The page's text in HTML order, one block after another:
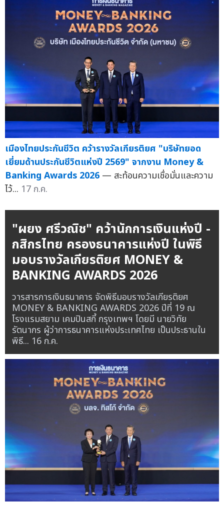
เมืองไทยประกันชีวิต คว้ารางวัลเกียรติยศ "บริษัทยอด
เยี่ยมด้านประกันชีวิตแห่งปี 2569" จากงาน Money &
Banking Awards 2026 — สะท้อนความเชื่อมั่นและความ
ไว้... 17 ก.ค.
"ผยง ศรีวณิช" คว้านักการเงินแห่งปี -
กสิกรไทย ครองธนาคารแห่งปี ในพิธี
มอบรางวัลเกียรติยศ MONEY &
BANKING AWARDS 2026
วารสารการเงินธนาคาร จัดพิธีมอบรางวัลเกียรติยศ
MONEY & BANKING AWARDS 2026 ปีที่ 19 ณ
โรงแรมสยาม เคมปินสกี้ กรุงเทพฯ โดยมี นายวิทัย
รัตนากร ผู้ว่าการธนาคารแห่งประเทศไทย เป็นประธานใน
พิธี... 16 ก.ค.